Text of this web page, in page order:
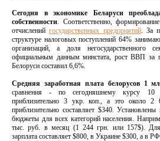
Сегодня в экономике Беларуси
собственности. Соответственно,
отчисленийгосударственных предприятий. За
структуре налоговых поступлений 64%
организаций, а доля негосударственного
официальным данным минстата, рост ВВП за
Белоруси составил 6,6%.
Средняя заработная плата белорусов 1
сравнения - по сегодняшнему курсу 10
приблизительно 3 укр. коп., а это около
приблизительно составляет $340.
бюджеты для всех категорий населения.
тыс. руб. в месяц (1 244 грн. или 157$). Для
зарплата составляет $800, в Украине $300, а в